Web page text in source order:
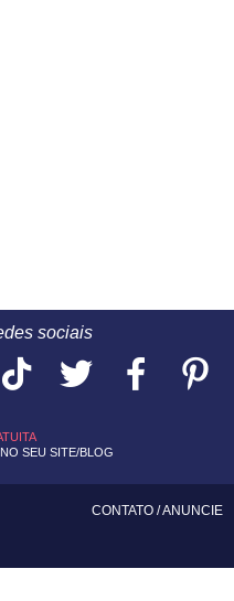
sociais
SEU SITE/BLOG
CONTATO /ANUNCIE